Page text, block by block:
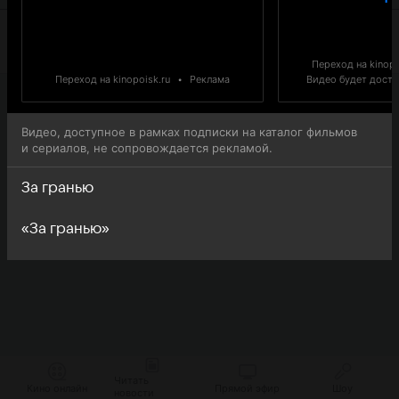
Переход на kinopoisk.ru • Реклама
Переход на
Видео будет
Видео, доступное в рамках подписки на каталог фильмов
и сериалов, не сопровождается рекламой.
За гранью
«За гранью»